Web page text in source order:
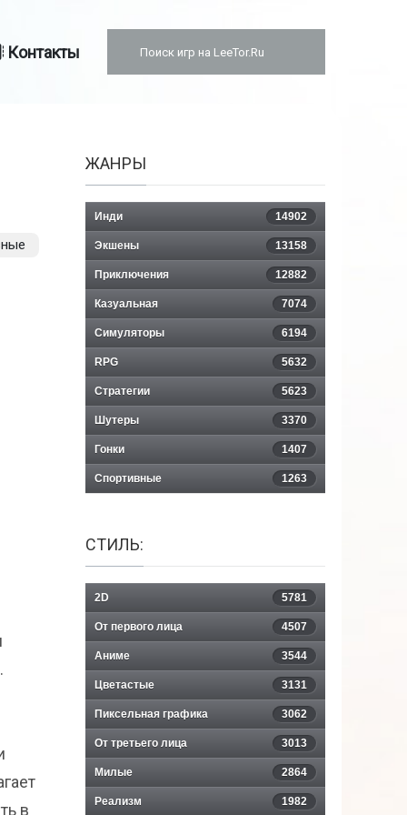
Контакты
в
ЖАНРЫ
Инди 14902
Экшены 13158
Приключения 12882
Казуальная 7074
Симуляторы 6194
RPG 5632
Стратегии 5623
Шутеры 3370
Гонки 1407
Спортивные 1263
СТИЛЬ:
2D 5781
От первого лица 4507
Аниме 3544
Цветастые 3131
Пиксельная графика 3062
От третьего лица 3013
Милые 2864
Реализм 1982